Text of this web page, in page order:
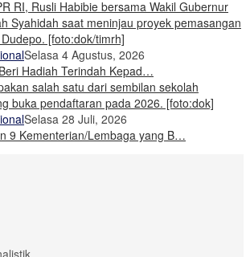
Selasa 4 Agustus, 2026
Hadiah Terindah Kepad…
Selasa 28 Juli, 2026
9 Kementerian/Lembaga yang B…